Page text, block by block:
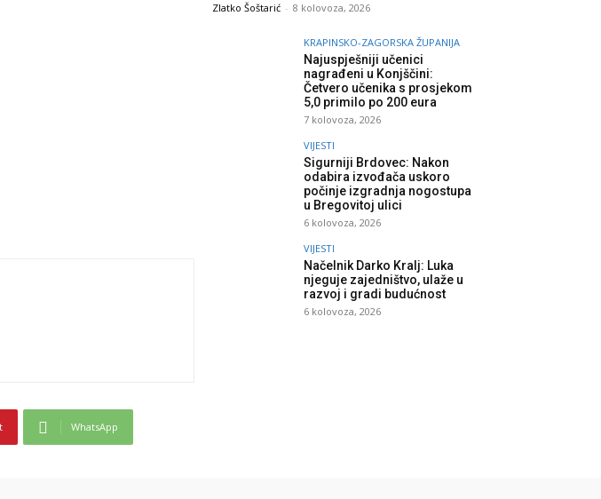
WhatsApp
Zlatko Šoštarić - 8 kolovoza, 2026
KRAPINSKO-ZAGORSKA ŽUPANIJA
Najuspješniji učenici
nagrađeni u Konjščini:
Četvero učenika s prosjekom
5,0 primilo po 200 eura
7 kolovoza, 2026
VIJESTI
Sigurniji Brdovec: Nakon
odabira izvođača uskoro
počinje izgradnja nogostupa
u Bregovitoj ulici
6 kolovoza, 2026
VIJESTI
Načelnik Darko Kralj: Luka
njeguje zajedništvo, ulaže u
razvoj i gradi budućnost
6 kolovoza, 2026